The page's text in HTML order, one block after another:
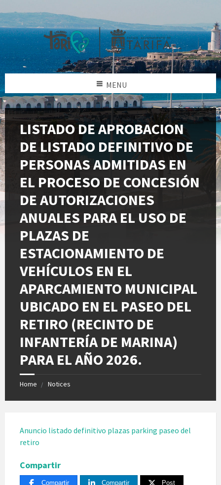
MENU
LISTADO DE APROBACION
DE LISTADO DEFINITIVO DE
PERSONAS ADMITIDAS EN
EL PROCESO DE CONCESIÓN
DE AUTORIZACIONES
ANUALES PARA EL USO DE
PLAZAS DE
ESTACIONAMIENTO DE
VEHÍCULOS EN EL
APARCAMIENTO MUNICIPAL
UBICADO EN EL PASEO DEL
RETIRO (RECINTO DE
INFANTERÍA DE MARINA)
PARA EL AÑO 2026.
Home Notices
Anuncio listado definitivo plazas parking paseo del
retiro
Compartir
Compartir Compartir Post